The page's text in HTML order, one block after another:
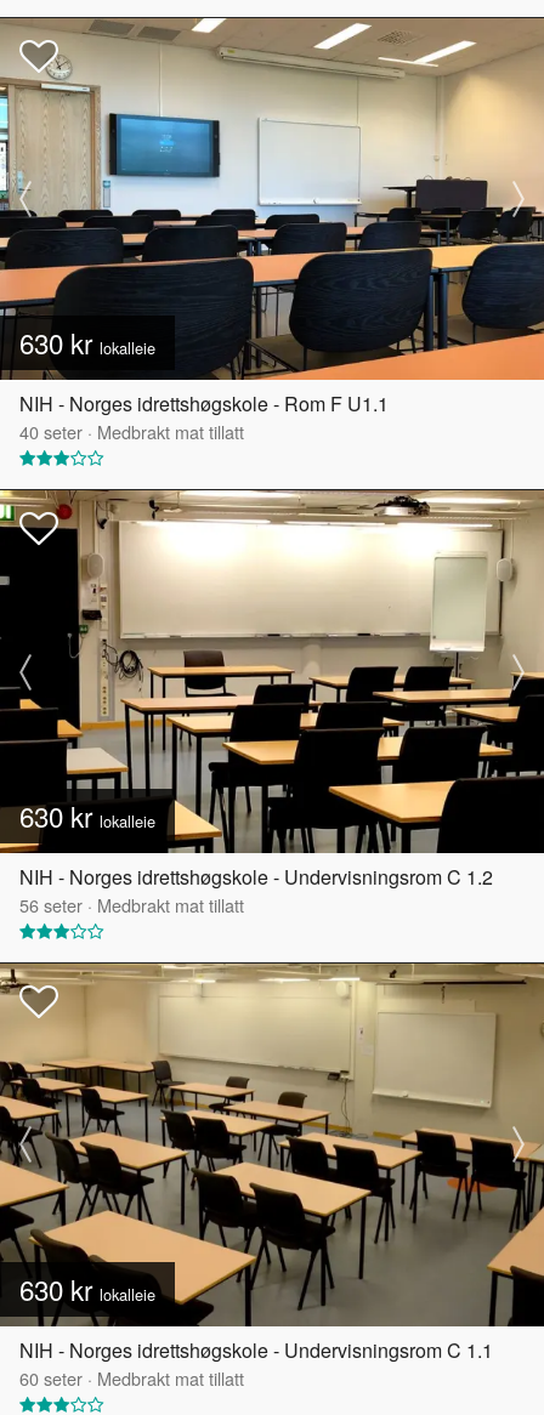
630 kr lokalleie
NIH - Norges idrettshøgskole - Rom F U1.1
40seter · Medbrakt mat tillatt
630 kr lokalleie
NIH - Norges idrettshøgskole - Undervisningsrom C 1.2
56seter · Medbrakt mat tillatt
630 kr lokalleie
NIH - Norges idrettshøgskole - Undervisningsrom C 1.1
60seter · Medbrakt mat tillatt